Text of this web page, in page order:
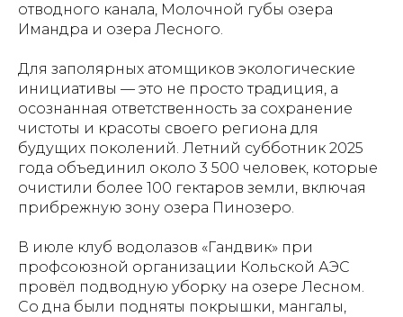
отводного канала, Молочной губы озера
Имандра и озера Лесного.
Для заполярных атомщиков экологические
инициативы — это не просто традиция, а
осознанная ответственность за сохранение
чистоты и красоты своего региона для
будущих поколений. Летний субботник 2025
года объединил около 3 500 человек, которые
очистили более 100 гектаров земли, включая
прибрежную зону озера Пинозеро.
В июле клуб водолазов «Гандвик» при
профсоюзной организации Кольской АЭС
провёл подводную уборку на озере Лесном.
Со дна были подняты покрышки, мангалы,